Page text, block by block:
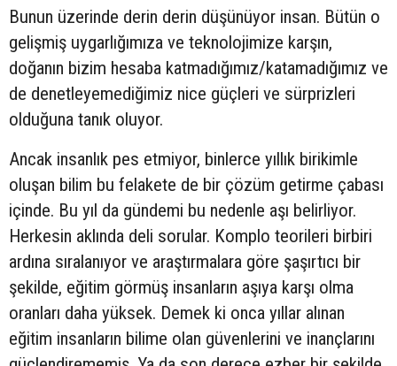
Bunun üzerinde derin derin düşünüyor insan. Bütün o
gelişmiş uygarlığımıza ve teknolojimize karşın,
doğanın bizim hesaba katmadığımız/katamadığımız ve
de denetleyemediğimiz nice güçleri ve sürprizleri
olduğuna tanık oluyor.
Ancak insanlık pes etmiyor, binlerce yıllık birikimle
oluşan bilim bu felakete de bir çözüm getirme çabası
içinde. Bu yıl da gündemi bu nedenle aşı belirliyor.
Herkesin aklında deli sorular. Komplo teorileri birbiri
ardına sıralanıyor ve araştırmalara göre şaşırtıcı bir
şekilde, eğitim görmüş insanların aşıya karşı olma
oranları daha yüksek. Demek ki onca yıllar alınan
eğitim insanların bilime olan güvenlerini ve inançlarını